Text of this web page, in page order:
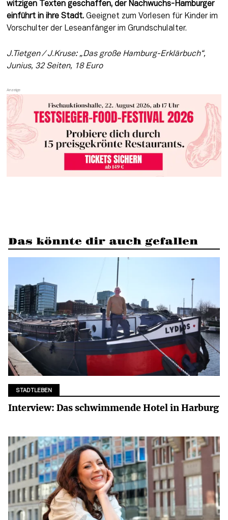
witzigen Texten geschaffen, der Nachwuchs-Hamburger
einführt in ihre Stadt. Geeignet zum Vorlesen für Kinder im
Vorschulter der Leseanfänger im Grundschulalter.
J.Tietgen / J.Kruse: „Das große Hamburg-Erklärbuch“,
Junius, 32 Seiten, 18 Euro
Das könnte dir auch gefallen
STADTLEBEN
Interview: Das schwimmende Hotel in Harburg